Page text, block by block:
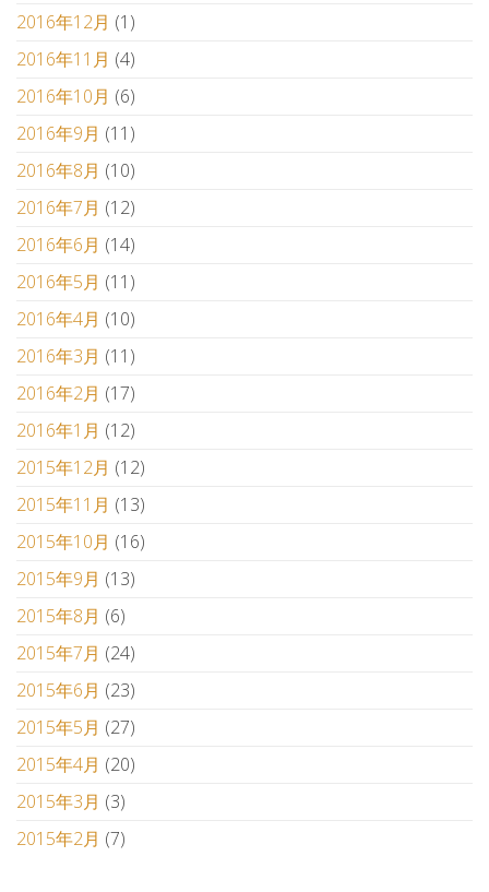
2016年12月 (1)
2016年11月 (4)
2016年10月 (6)
2016年9月 (11)
2016年8月 (10)
2016年7月 (12)
2016年6月 (14)
2016年5月 (11)
2016年4月 (10)
2016年3月 (11)
2016年2月 (17)
2016年1月 (12)
2015年12月 (12)
2015年11月 (13)
2015年10月 (16)
2015年9月 (13)
2015年8月 (6)
2015年7月 (24)
2015年6月 (23)
2015年5月 (27)
2015年4月 (20)
2015年3月 (3)
2015年2月 (7)